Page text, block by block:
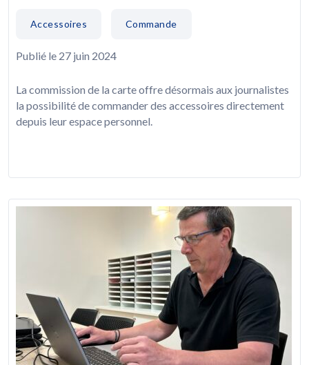
Accessoires Commande
Publié le 27 juin 2024
La commission de la carte offre désormais aux journalistes
la possibilité de commander des accessoires directement
depuis leur espace personnel.